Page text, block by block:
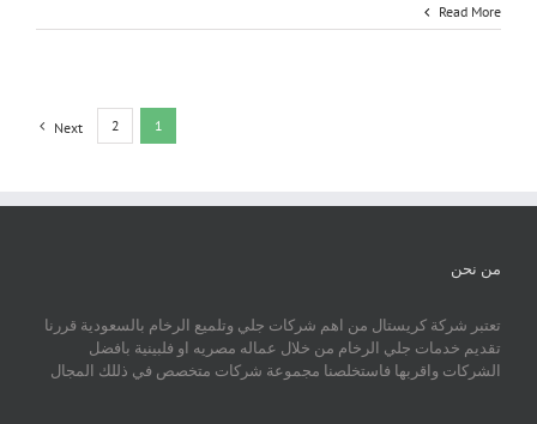
Read More
1
2
Next
من نحن
تعتبر شركة كريستال من اهم شركات جلي وتلميع الرخام بالسعودية قررنا
تقديم خدمات جلي الرخام من خلال عماله مصريه او فلبينية بافضل
الشركات واقربها فاستخلصنا مجموعة شركات متخصص في ذللك المجال